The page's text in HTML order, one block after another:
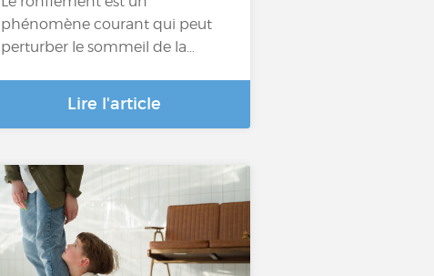
phénomène courant qui peut
perturber le sommeil de la…
Lire l'article